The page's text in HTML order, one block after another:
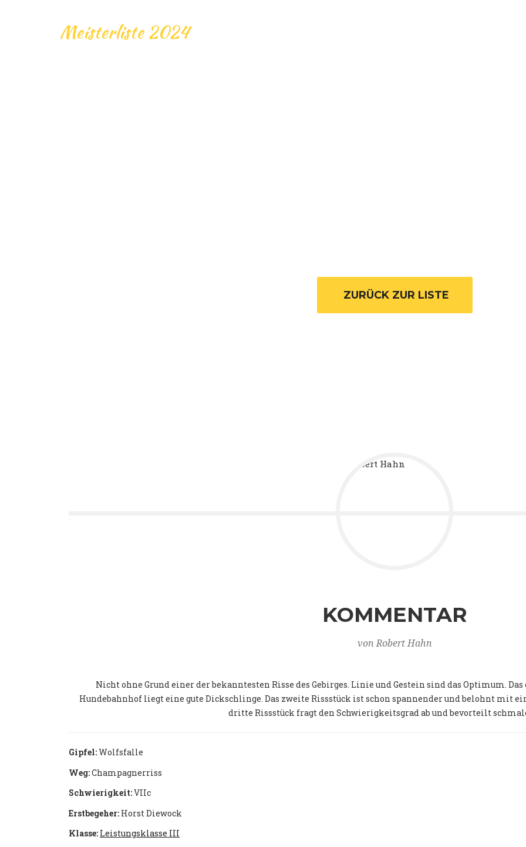
Meisterliste 2024
ZURÜCK ZUR LISTE
KOMMENTAR
von Robert Hahn
Nicht ohne Grund einer der bekanntesten Risse des Gebirges. Linie und Gestein sind das Optimum.
Hundebahnhof liegt eine gute Dickschlinge. Das zweite Rissstück ist schon spannender und belohnt mit
dritte Rissstück fragt den Schwierigkeitsgrad ab und bevorteilt
Gipfel:Wolfsfalle
Weg:Champagnerriss
Schwierigkeit:VIIc
Erstbegeher: Horst Diewock
Klasse: Leistungsklasse III